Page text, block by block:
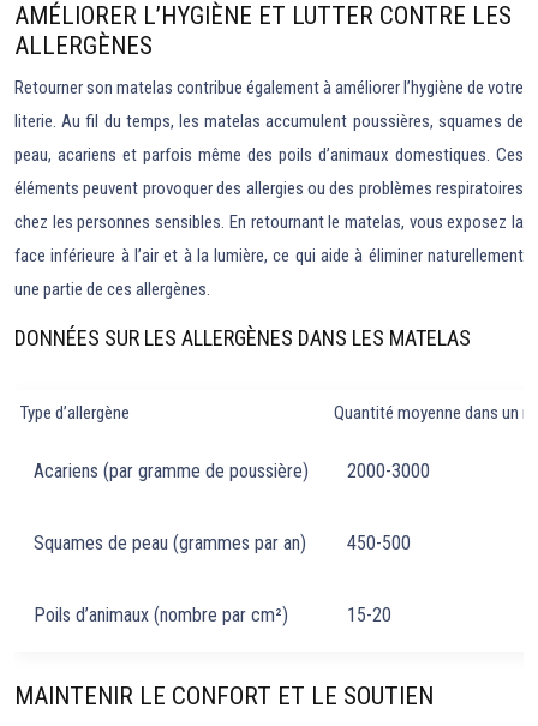
AMÉLIORER L’HYGIÈNE ET LUTTER CONTRE LES
ALLERGÈNES
Retourner son matelas contribue également à améliorer l’hygiène de votre
literie. Au fil du temps, les matelas accumulent poussières, squames de
peau, acariens et parfois même des poils d’animaux domestiques. Ces
éléments peuvent provoquer des allergies ou des problèmes respiratoires
chez les personnes sensibles. En retournant le matelas, vous exposez la
face inférieure à l’air et à la lumière, ce qui aide à éliminer naturellement
une partie de ces allergènes.
DONNÉES SUR LES ALLERGÈNES DANS LES MATELAS
Type d’allergène Quantité moyenne dans un
Acariens (par gramme de poussière) 2000-3000
Squames de peau (grammes par an) 450-500
Poils d’animaux (nombre par cm²) 15-20
MAINTENIR LE CONFORT ET LE SOUTIEN